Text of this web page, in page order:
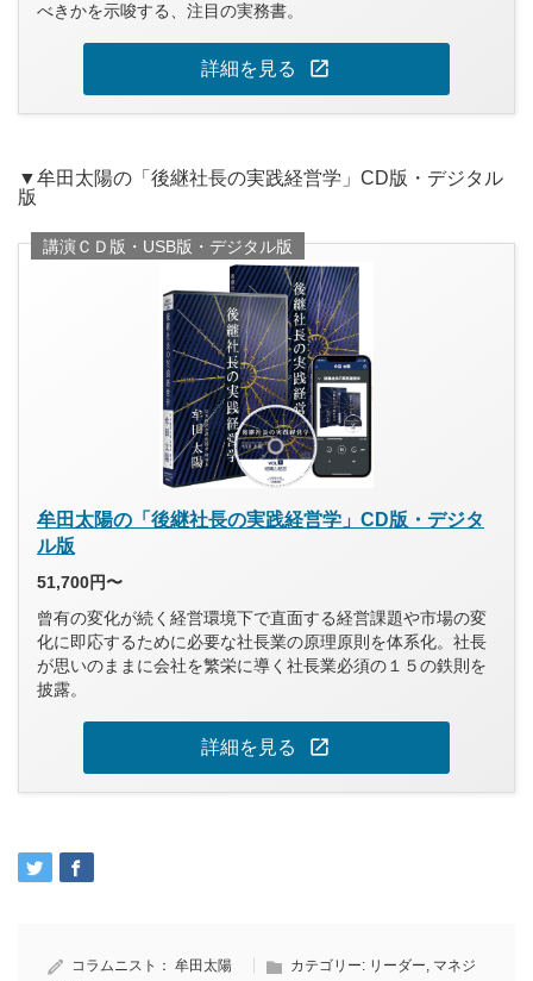
べきかを示唆する、注目の実務書。
詳細を見る open_in_new
▼牟田太陽の「後継社長の実践経営学」CD版・デジタル
版
講演ＣＤ版・USB版・デジタル版
牟田太陽の「後継社長の実践経営学」CD版・デジタ
ル版
51,700円〜
曾有の変化が続く経営環境下で直面する経営課題や市場の変
化に即応するために必要な社長業の原理原則を体系化。社長
が思いのままに会社を繁栄に導く社長業必須の１５の鉄則を
披露。
詳細を見る open_in_new
コラムニスト： 牟田太陽 カテゴリー: リーダー, マネジ